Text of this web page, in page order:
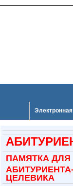
ПАМЯТКА ДЛЯ
АБИТУРИЕНТА-
ЦЕЛЕВИКА